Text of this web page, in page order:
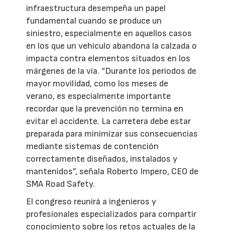
infraestructura desempeña un papel
fundamental cuando se produce un
siniestro, especialmente en aquellos casos
en los que un vehículo abandona la calzada o
impacta contra elementos situados en los
márgenes de la vía. “Durante los periodos de
mayor movilidad, como los meses de
verano, es especialmente importante
recordar que la prevención no termina en
evitar el accidente. La carretera debe estar
preparada para minimizar sus consecuencias
mediante sistemas de contención
correctamente diseñados, instalados y
mantenidos”, señala Roberto Impero, CEO de
SMA Road Safety.
El congreso reunirá a ingenieros y
profesionales especializados para compartir
conocimiento sobre los retos actuales de la